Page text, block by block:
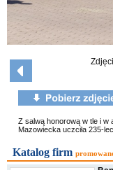
Z salwą honorową w tle i
Mazowiecka uczciła 235-
Katalog firm